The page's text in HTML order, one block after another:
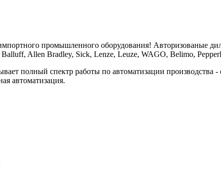
промышленного оборудования! Авторизованые
Allen Bradley, Sick, Lenze, Leuze, WAGO, Belimo,
полный спектр работы по автоматизации производства -
автоматизация.